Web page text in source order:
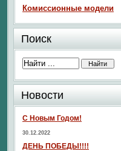
Комиссионные модели
Поиск
Новости
С Новым Годом!
30.12.2022
ДЕНЬ ПОБЕДЫ!!!!